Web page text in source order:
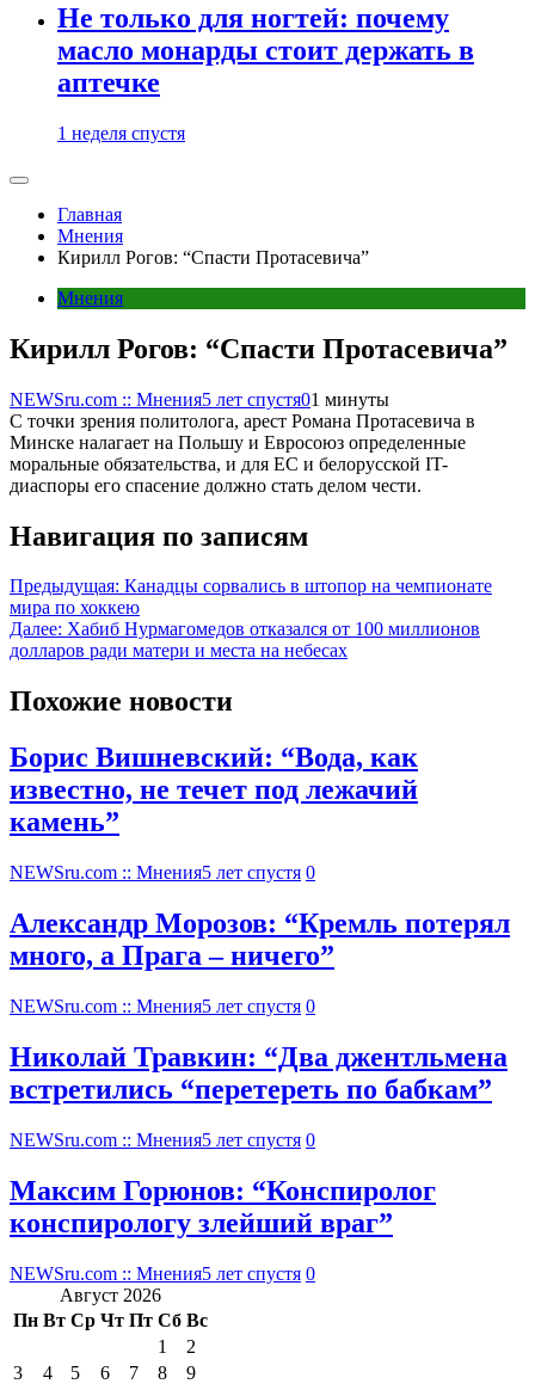
Не только для ногтей: почему
масло монарды стоит держать в
аптечке
1 неделя спустя
Главная
Мнения
Кирилл Рогов: “Спасти Протасевича”
Мнения
Кирилл Рогов: “Спасти Протасевича”
NEWSru.com :: Мнения5 лет спустя01 минуты
С точки зрения политолога, арест Романа Протасевича в
Минске налагает на Польшу и Евросоюз определенные
моральные обязательства, и для ЕС и белорусской IT-
диаспоры его спасение должно стать делом чести.
Навигация по записям
Предыдущая: Канадцы сорвались в штопор на чемпионате
мира по хоккею
Далее: Хабиб Нурмагомедов отказался от 100 миллионов
долларов ради матери и места на небесах
Похожие новости
Борис Вишневский: “Вода, как
известно, не течет под лежачий
камень”
NEWSru.com :: Мнения5 лет спустя 0
Александр Морозов: “Кремль потерял
много, а Прага – ничего”
NEWSru.com :: Мнения5 лет спустя 0
Николай Травкин: “Два джентльмена
встретились “перетереть по бабкам”
NEWSru.com :: Мнения5 лет спустя 0
Максим Горюнов: “Конспиролог
конспирологу злейший враг”
NEWSru.com :: Мнения5 лет спустя 0
Август 2026
Пн Вт Ср Чт Пт Сб Вс
1
2
3
4 5 6 7 8
9